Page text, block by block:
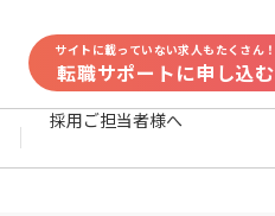
サイトに載っていない求人もたくさん！
転職サポートに申し込む
採用ご担当者様へ